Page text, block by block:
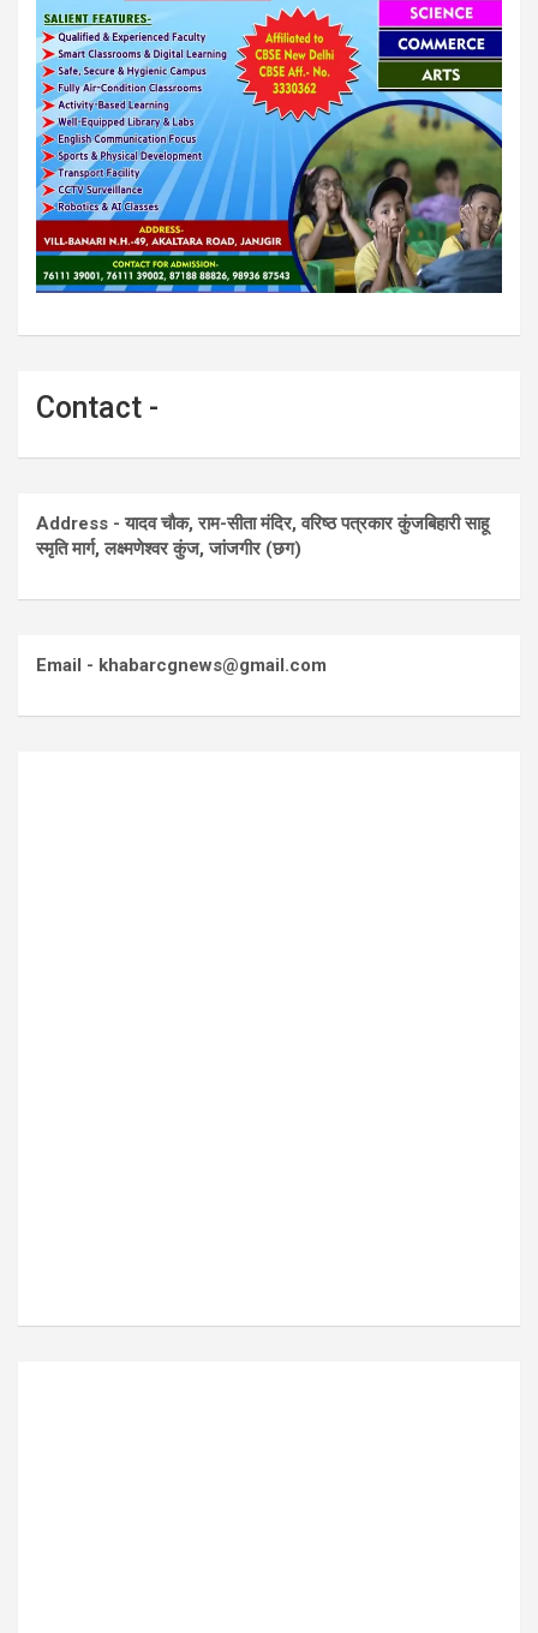
Contact -
Address - यादव चौक, राम-सीता मंदिर, वरिष्ठ पत्रकार कुंजबिहारी साहू
स्मृति मार्ग, लक्ष्मणेश्वर कुंज, जांजगीर (छग)
Email - khabarcgnews@gmail.com